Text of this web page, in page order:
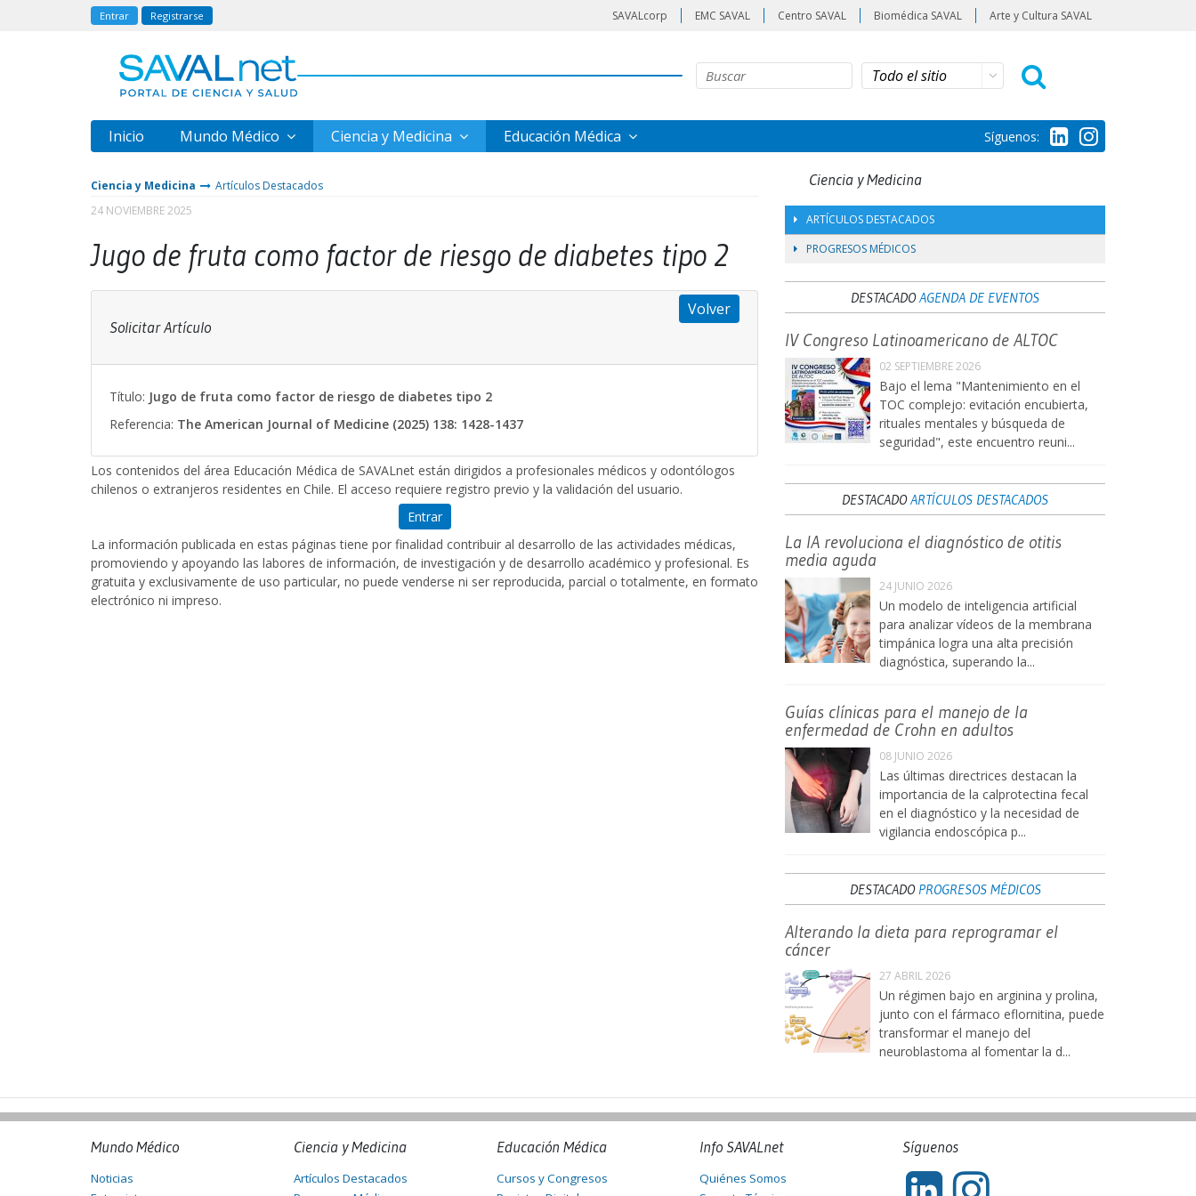
Entrar Registrarse SAVALcorp EMC SAVAL Centro SAVAL Biomédica SAVAL Arte y Cultura SAVAL
Inicio Mundo Médico Ciencia y Medicina Educación Médica Síguenos:
Ciencia y Medicina
Artículos Destacados
24 NOVIEMBRE 2025
Jugo de fruta como factor de riesgo de diabetes tipo 2
Solicitar Artículo
Volver
Título: Jugo de fruta como factor de riesgo de diabetes tipo 2
Referencia: The American Journal of Medicine (2025) 138: 1428-1437
Los contenidos del área Educación Médica de SAVALnet están dirigidos a profesionales médicos y odontólogos
chilenos o extranjeros residentes en Chile. El acceso requiere registro previo y la validación del usuario.
Entrar
La información publicada en estas páginas tiene por finalidad contribuir al desarrollo de las actividades médicas,
promoviendo y apoyando las labores de información, de investigación y de desarrollo académico y profesional. Es
gratuita y exclusivamente de uso particular, no puede venderse ni ser reproducida, parcial o totalmente, en formato
electrónico ni impreso.
Ciencia y Medicina
ARTÍCULOS DESTACADOS
PROGRESOS MÉDICOS
DESTACADOAGENDA DE EVENTOS
IV Congreso Latinoamericano de ALTOC
02 SEPTIEMBRE 2026
Bajo el lema "Mantenimiento en el
TOC complejo: evitación encubierta,
rituales mentales y búsqueda de
seguridad", este encuentro reuni...
DESTACADOARTÍCULOS DESTACADOS
La IA revoluciona el diagnóstico de otitis
media aguda
24 JUNIO 2026
Un modelo de inteligencia artificial
para analizar vídeos de la membrana
timpánica logra una alta precisión
diagnóstica, superando la...
Guías clínicas para el manejo de la
enfermedad de Crohn en adultos
08 JUNIO 2026
Las últimas directrices destacan la
importancia de la calprotectina fecal
en el diagnóstico y la necesidad de
vigilancia endoscópica p...
DESTACADO PROGRESOS MÉDICOS
Alterando la dieta para reprogramar el
cáncer
27 ABRIL 2026
Un régimen bajo en arginina y prolina,
junto con el fármaco eflornitina, puede
transformar el manejo del
neuroblastoma al fomentar la d...
Mundo Médico
Noticias
Ciencia y Medicina
Artículos Destacados
Educación Médica
Cursos y Congresos
Info SAVALnet
Quiénes Somos
Síguenos